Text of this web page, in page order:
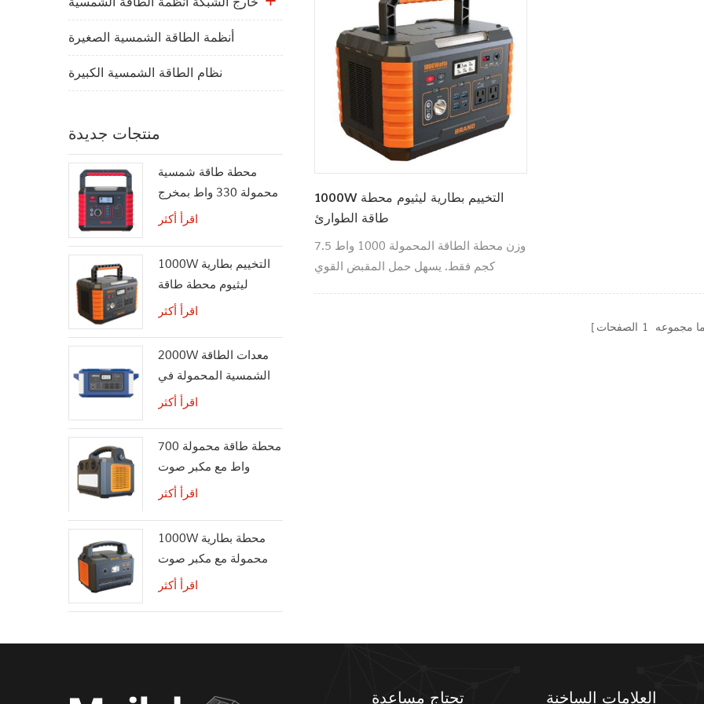
1000W التخييم بطارية ليثيوم محطة
طاقة الطوارئ
وزن محطة الطاقة المحمولة 1000 واط 7.5
كجم فقط. يسهل حمل المقبض القوي
مجموعه 1 الصفحات
أنظمة الطاقة الشمسية الصغيرة
نظام الطاقة الشمسية الكبيرة
منتجات جديدة
محطة طاقة شمسية
محمولة 330 واط بمخرج
تيار متردد بموجة جيبية
اقرأ أكثر
1000W التخييم بطارية
ليثيوم محطة طاقة
الطوارئ
اقرأ أكثر
2000W معدات الطاقة
الشمسية المحمولة في
الهواء الطلق مولد للطاقة
اقرأ أكثر
محطة طاقة محمولة 700
واط مع مكبر صوت
بلوتوث لاسلكي
اقرأ أكثر
1000W محطة بطارية
محمولة مع مكبر صوت
بلوتوث
اقرأ أكثر
تحتاج مساعدة العلامات الساخنة